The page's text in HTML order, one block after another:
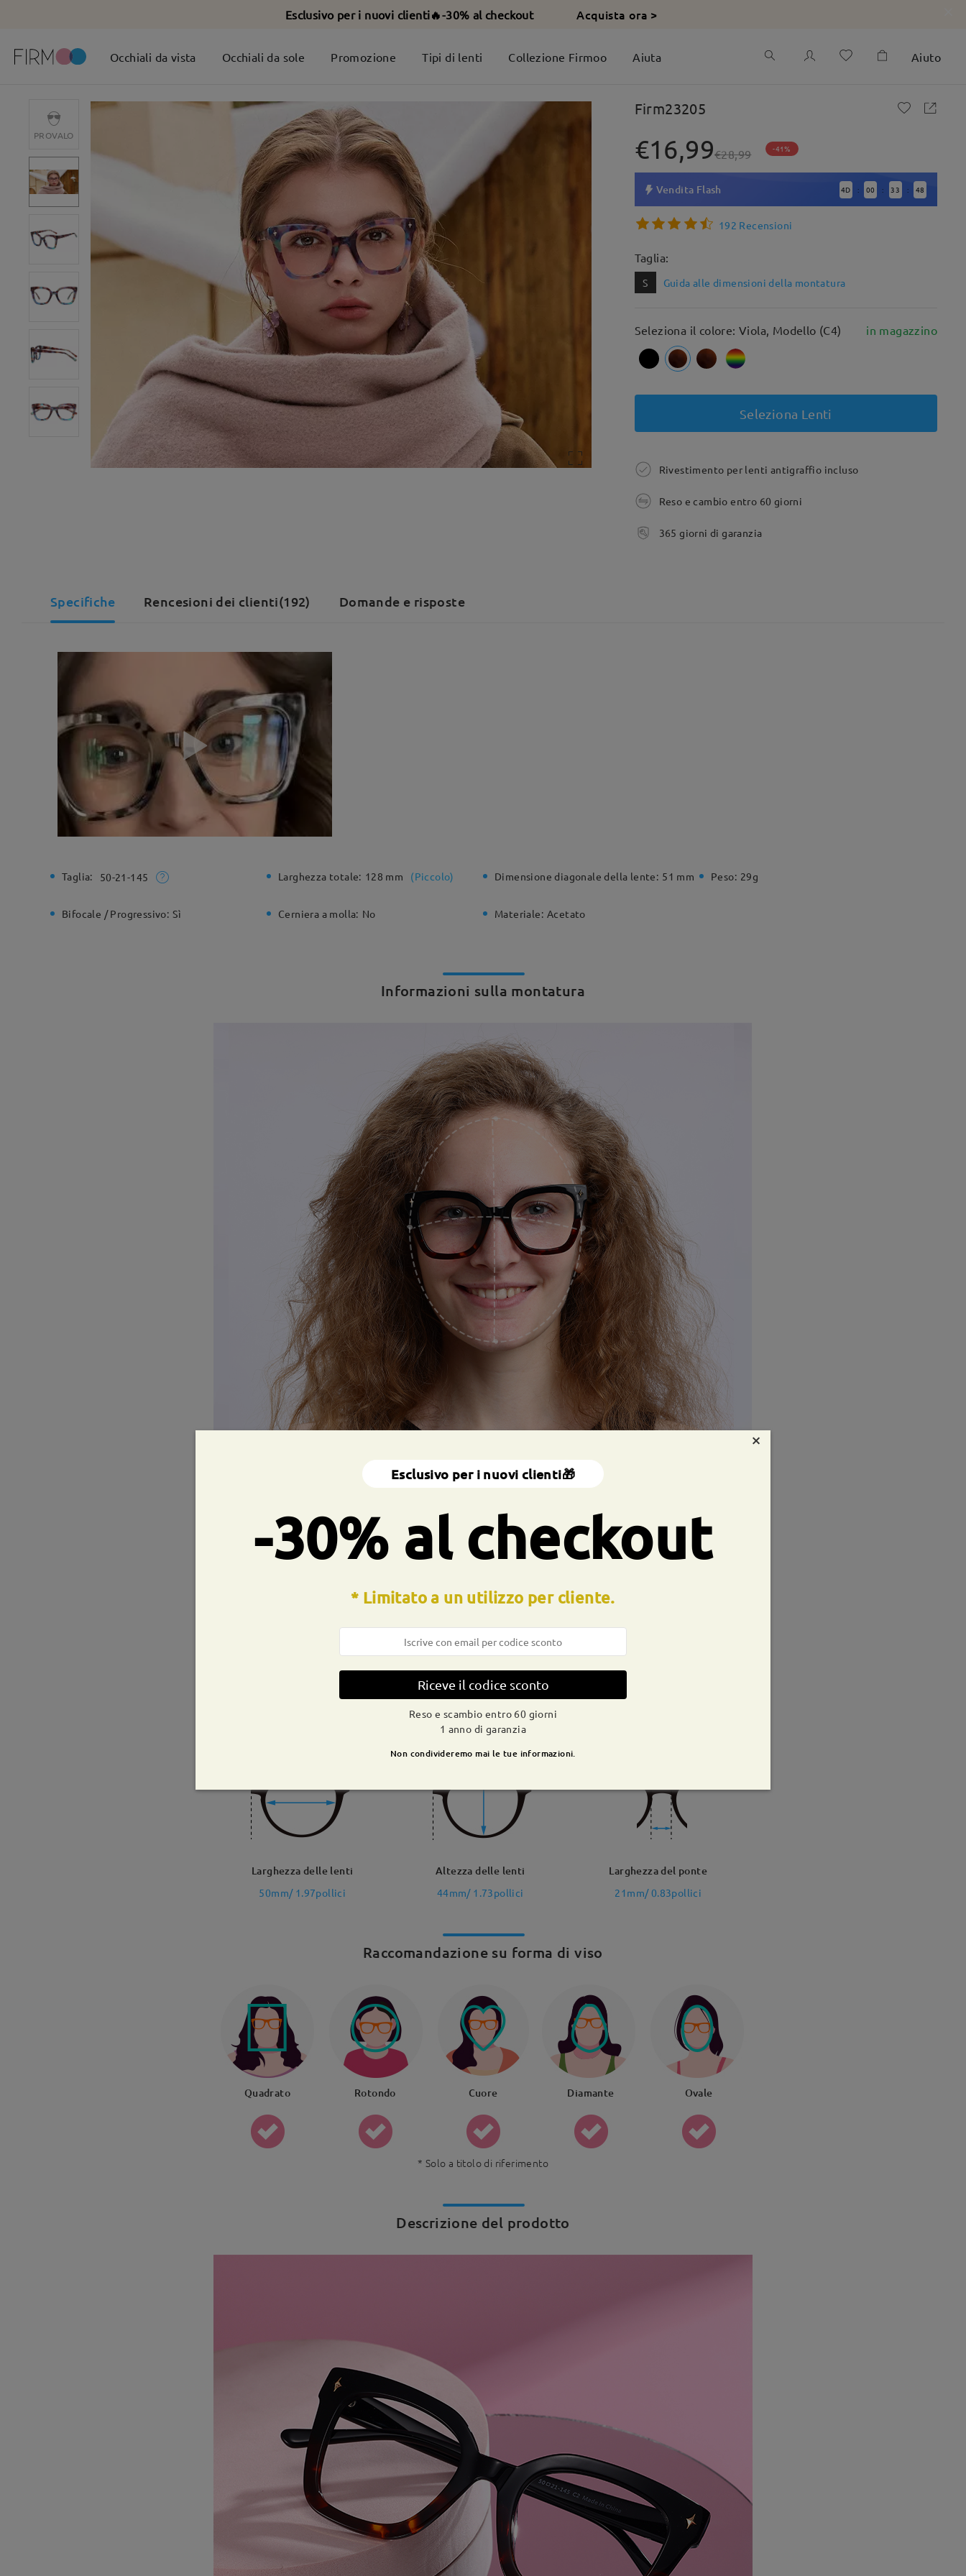
Esclusivo per i nuovi clienti🔥-30% al checkout Acquista ora >
Occhiali da vista Occhiali da sole Promozione Tipi di lenti Collezione Firmoo Aiuta Aiuto
PROVALO
Firm23205
€16,99€28,99 -41%
Vendita Flash 4D : 00 : 33 : 47
192 Recensioni
Taglia:
S Guida alle dimensioni della montatura
Seleziona il colore: Viola, Modello (C4) in magazzino
Seleziona Lenti
Rivestimento per lenti antigraffio incluso
Reso e cambio entro 60 giorni
365 giorni di garanzia
Specifiche Rencesioni dei clienti(192) Domande e risposte
Taglia: 50-21-145 Larghezza totale: 128 mm (Piccolo) Dimensione diagonale della lente: 51 mm Peso: 29g
Bifocale / Progressivo: Sì Cerniera a molla: No Materiale: Acetato
Informazioni sulla montatura
20.8cm/8.19pollici
Dimensione del prodotto
Larghezza totale Lunghezza del tempio
Larghezza delle lenti
50mm/ 1.97pollici
Altezza delle lenti
44mm/ 1.73pollici
Larghezza del ponte
21mm/ 0.83pollici
Raccomandazione su forma di viso
Quadrato Rotondo Cuore Diamante Ovale
* Solo a titolo di riferimento
Descrizione del prodotto
×
Esclusivo per i nuovi clienti🎁
-30% al checkout
* Limitato a un utilizzo per cliente.
Riceve il codice sconto
Reso e scambio entro 60 giorni
1 anno di garanzia
Non condivideremo mai le tue informazioni.